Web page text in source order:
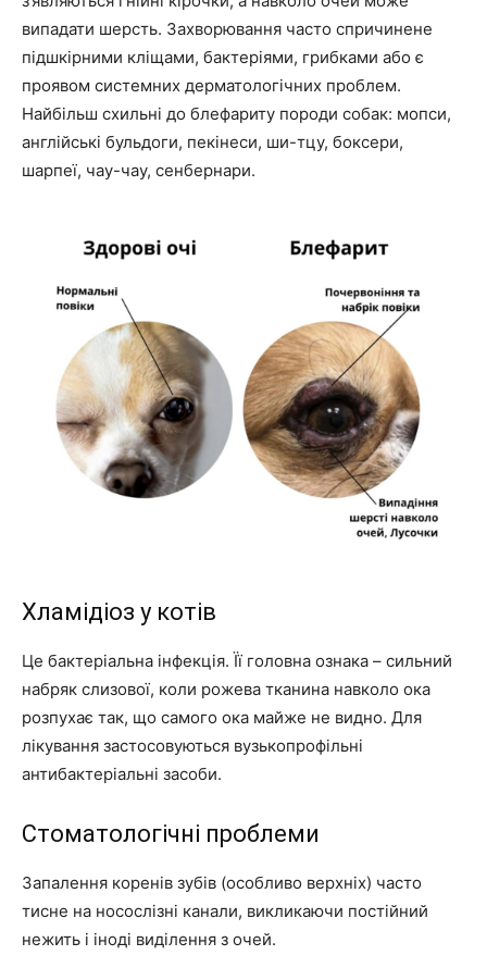
випадати шерсть. Захворювання часто спричинене
підшкірними кліщами, бактеріями, грибками або є
проявом системних дерматологічних проблем.
Найбільш схильні до блефариту породи собак: мопси,
англійські бульдоги, пекінеси, ши-тцу, боксери,
шарпеї, чау-чау, сенбернари.
Хламідіоз у котів
Це бактеріальна інфекція. Її головна ознака – сильний
набряк слизової, коли рожева тканина навколо ока
розпухає так, що самого ока майже не видно. Для
лікування застосовуються вузькопрофільні
антибактеріальні засоби.
Стоматологічні проблеми
Запалення коренів зубів (особливо верхніх) часто
тисне на носослізні канали, викликаючи постійний
нежить і іноді виділення з очей.